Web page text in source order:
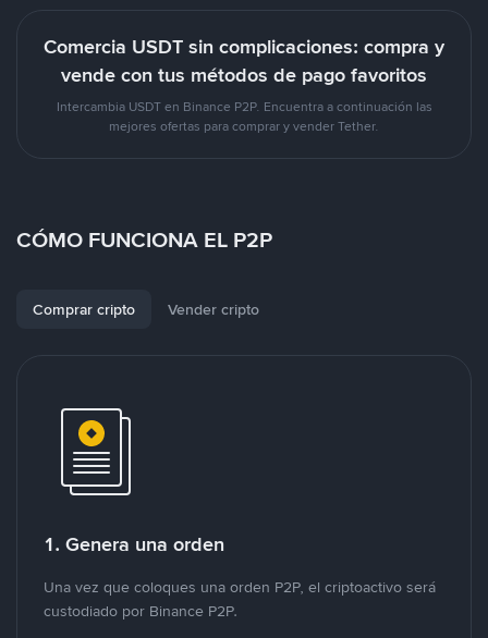
Comercia USDT sin complicaciones: compra y
vende con tus métodos de pago favoritos
Intercambia USDT en Binance P2P. Encuentra a continuación las
mejores ofertas para comprar y vender Tether.
CÓMO FUNCIONA EL P2P
Comprar cripto Vender cripto
1. Genera una orden
Una vez que coloques una orden P2P, el criptoactivo será
custodiado por Binance P2P.